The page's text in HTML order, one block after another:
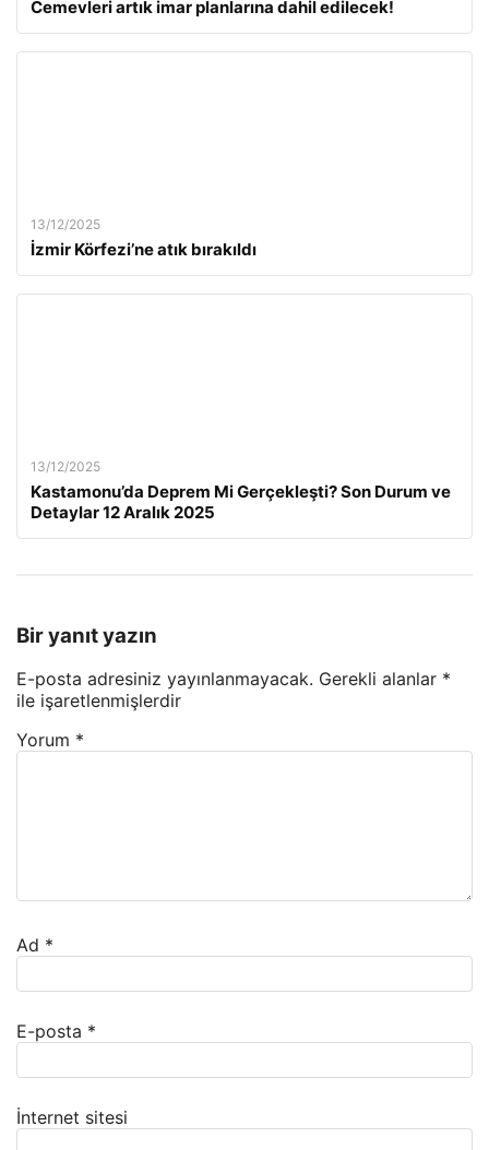
Cemevleri artık imar planlarına dahil edilecek!
13/12/2025
İzmir Körfezi’ne atık bırakıldı
13/12/2025
Kastamonu’da Deprem Mi Gerçekleşti? Son Durum ve
Detaylar 12 Aralık 2025
Bir yanıt yazın
E-posta adresiniz yayınlanmayacak. Gerekli alanlar *
ile işaretlenmişlerdir
Yorum *
Ad *
E-posta *
İnternet sitesi